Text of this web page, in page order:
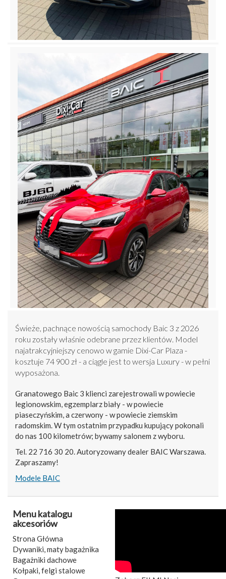
Świeże, pachnące nowością samochody Baic 3 z 2026
roku zostały właśnie odebrane przez klientów. Model
najatrakcyjniejszy cenowo w gamie Dixi-Car Plaza -
kosztuje 74 900 zł - a ciągle jest to wersja Luxury - w pełni
wyposażona.
Granatowego Baic 3 klienci zarejestrowali w powiecie
legionowskim, egzemplarz biały - w powiecie
piaseczyńskim, a czerwony - w powiecie ziemskim
radomskim. W tym ostatnim przypadku kupujący pokonali
do nas 100 kilometrów; bywamy salonem z wyboru.
Tel. 22 716 30 20. Autoryzowany dealer BAIC Warszawa.
Zapraszamy!
Modele BAIC
Menu katalogu
akcesoriów
Strona Główna
Dywaniki, maty bagażnika
Bagażniki dachowe
Kołpaki, felgi stalowe